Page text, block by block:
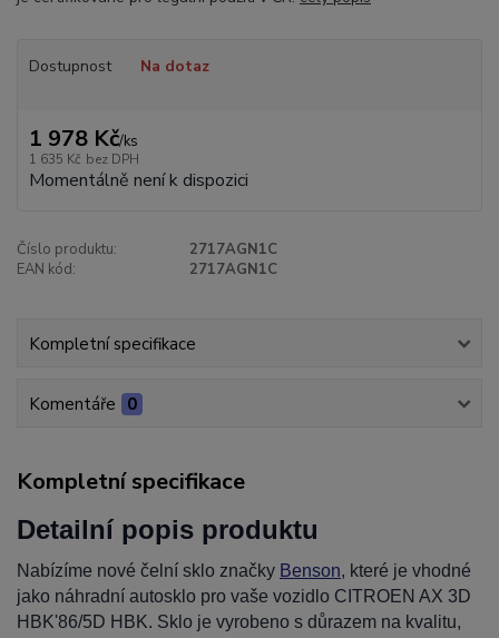
Dostupnost Na dotaz
1 978 Kč/ks
1 635 Kč bez DPH
Momentálně není k dispozici
Číslo produktu:
2717AGN1C
EAN kód:
2717AGN1C
Kompletní specifikace
Komentáře 0
Kompletní specifikace
Detailní popis produktu
Nabízíme nové čelní sklo značky Benson, které je vhodné
jako náhradní autosklo pro vaše vozidlo CITROEN AX 3D
HBK'86/5D HBK. Sklo je vyrobeno s důrazem na kvalitu,